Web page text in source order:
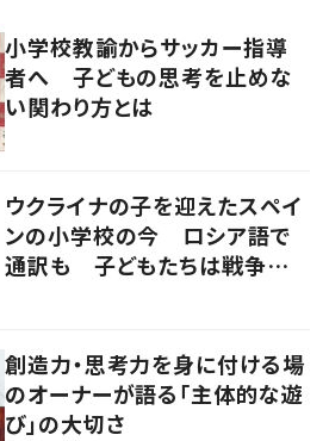
小学校教諭からサッカー指導
者へ 子どもの思考を止めな
い関わり方とは
ウクライナの子を迎えたスペイ
ンの小学校の今 ロシア語で
通訳も 子どもたちは戦争をど
創造力・思考力を身に付ける場
のオーナーが語る「主体的な遊
び」の大切さ